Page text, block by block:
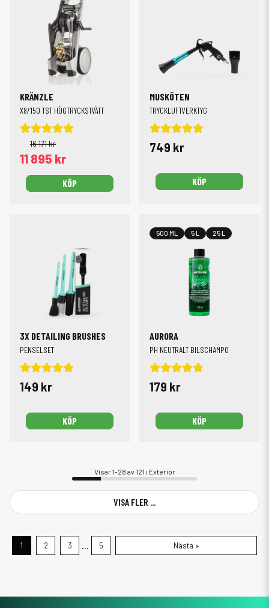
KRÄNZLE
X8/150 TST HÖGTRYCKSTVÄTT
16 171 kr
11 895 kr
KÖP
MUSKÖTEN
TRYCKLUFTVERKTYG
749 kr
KÖP
3X DETAILING BRUSHES
PENSELSET
149 kr
KÖP
AURORA
PH NEUTRALT BILSCHAMPO
179 kr
KÖP
500 ML 5 L 25 L
Visar 1-28 av 121 i Exteriör
VISA FLER ...
1 2 3 ... 5 Nästa »